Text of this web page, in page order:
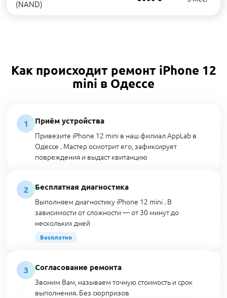
(NAND)
Как происходит ремонт iPhone 12
mini в Одессе
1
Приём устройства
Привезите iPhone 12 mini в наш филиал AppLab в
Одессе . Мастер осмотрит его, зафиксирует
повреждения и выдаст квитанцию
2
Бесплатная диагностика
Выполняем диагностику iPhone 12 mini . В
зависимости от сложности — от 30 минут до
нескольких дней
Бесплатно
3
Согласование ремонта
Звоним Вам, называем точную стоимость и срок
выполнения. Без сюрпризов